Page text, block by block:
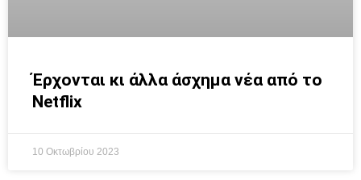
Έρχονται κι άλλα άσχημα νέα από το
Netflix
10 Οκτωβρίου 2023